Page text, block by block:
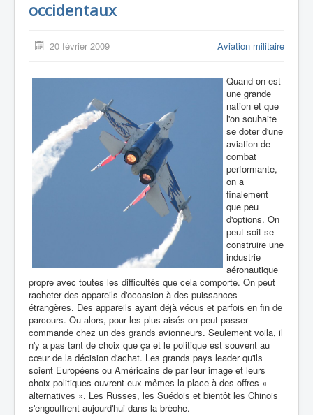
occidentaux
20 février 2009 Aviation militaire
Quand on est
une grande
nation et que
l'on souhaite
se doter d'une
aviation de
combat
performante,
on a
finalement
que peu
d'options. On
peut soit se
construire une
industrie
aéronautique
propre avec toutes les difficultés que cela comporte. On peut
racheter des appareils d'occasion à des puissances
étrangères. Des appareils ayant déjà vécus et parfois en fin de
parcours. Ou alors, pour les plus aisés on peut passer
commande chez un des grands avionneurs. Seulement voila, il
n'y a pas tant de choix que ça et le politique est souvent au
cœur de la décision d'achat. Les grands pays leader qu'ils
soient Européens ou Américains de par leur image et leurs
choix politiques ouvrent eux-mêmes la place à des offres «
alternatives ». Les Russes, les Suédois et bientôt les Chinois
s'engouffrent aujourd'hui dans la brèche.